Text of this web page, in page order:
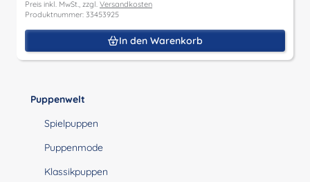
Puppenwelt
Spielpuppen
Puppenmode
Klassikpuppen
Preis inkl. MwSt., zzgl. Versandkosten
Produktnummer: 33453925
In den Warenkorb